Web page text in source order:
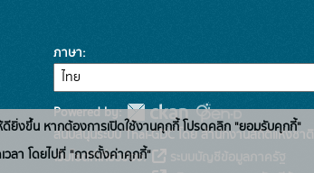
ภาษา
Powered by:
สนับสนุนระบบ Thai-GDC โดย สำนักงานสถิติแห่งชาติ
เว็บไซต์ที่เกี่ยวข้อง:
ดียิ่งขึ้น หากต้องการเปิดใช้งานคุกกี้ โปรดคลิก "ยอมรับคุกกี้"
ลา โดยไปที่ "การตั้งค่าคุกกี้"